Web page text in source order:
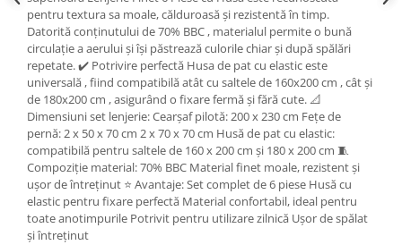
pentru textura sa moale, călduroasă și rezistentă în timp.
Datorită conținutului de 70% BBC , materialul permite o bună
circulație a aerului și își păstrează culorile chiar și după spălări
repetate. ✔️ Potrivire perfectă Husa de pat cu elastic este
universală , fiind compatibilă atât cu saltele de 160x200 cm , cât și
de 180x200 cm , asigurând o fixare fermă și fără cute. 📐
Dimensiuni set lenjerie: Cearșaf pilotă: 200 x 230 cm Fețe de
pernă: 2 x 50 x 70 cm 2 x 70 x 70 cm Husă de pat cu elastic:
compatibilă pentru saltele de 160 x 200 cm și 180 x 200 cm 🧵
Compoziție material: 70% BBC Material finet moale, rezistent și
ușor de întreținut ⭐ Avantaje: Set complet de 6 piese Husă cu
elastic pentru fixare perfectă Material confortabil, ideal pentru
toate anotimpurile Potrivit pentru utilizare zilnică Ușor de spălat
și întreținut